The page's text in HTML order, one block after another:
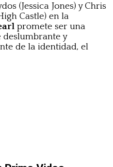
(Jessica Jones) y Chris
Castle) en la
promete ser una
y
de la identidad, el